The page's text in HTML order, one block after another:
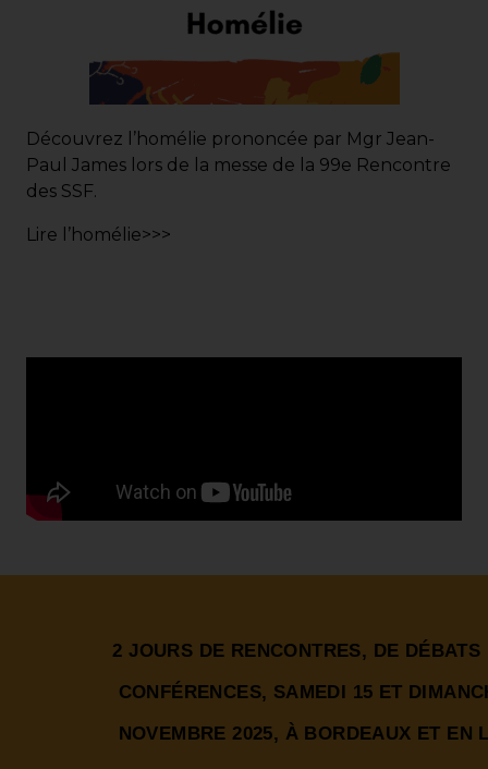
Découvrez l’homélie prononcée par Mgr Jean-
Paul James lors de la messe de la 99e Rencontre
des SSF.
Lire l’homélie>>>
2 JOURS DE RENCONTRES, DE DÉBATS
CONFÉRENCES, SAMEDI 15 ET
NOVEMBRE 2025, À BORDEAUX ET EN